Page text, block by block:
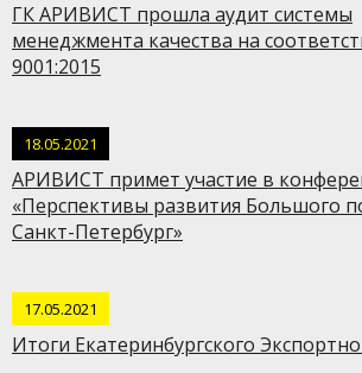
ГК АРИВИСТ прошла аудит системы
менеджмента качества на
9001:2015
18.05.2021
АРИВИСТ примет участие в
«Перспективы развития Большого
Санкт-Петербург»
17.05.2021
Итоги Екатеринбургского